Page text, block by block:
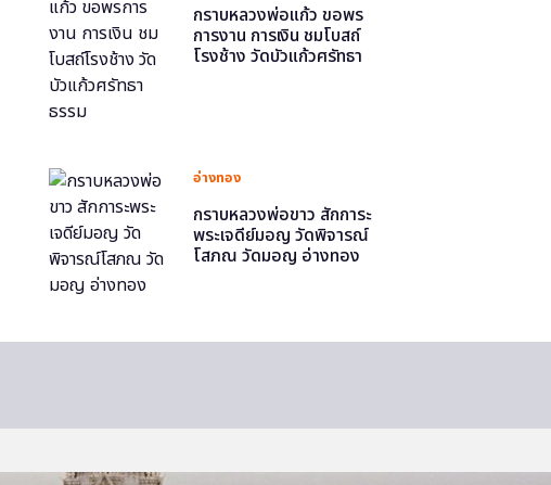
กราบหลวงพ่อแก้ว ขอพร
การงาน การเงิน ชมโบสถ์
โรงช้าง วัดบัวแก้วศรัทธา
อ่างทอง
กราบหลวงพ่อขาว สักการะ
พระเจดีย์มอญ วัดพิจารณ์
โสภณ วัดมอญ อ่างทอง